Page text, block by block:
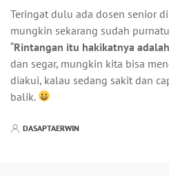
Teringat dulu ada dosen senior
mungkin sekarang sudah
“Rintangan itu hakikatnya
dan segar, mungkin kita bisa
diakui, kalau sedang sakit dan
balik.
DASAPTAERWIN